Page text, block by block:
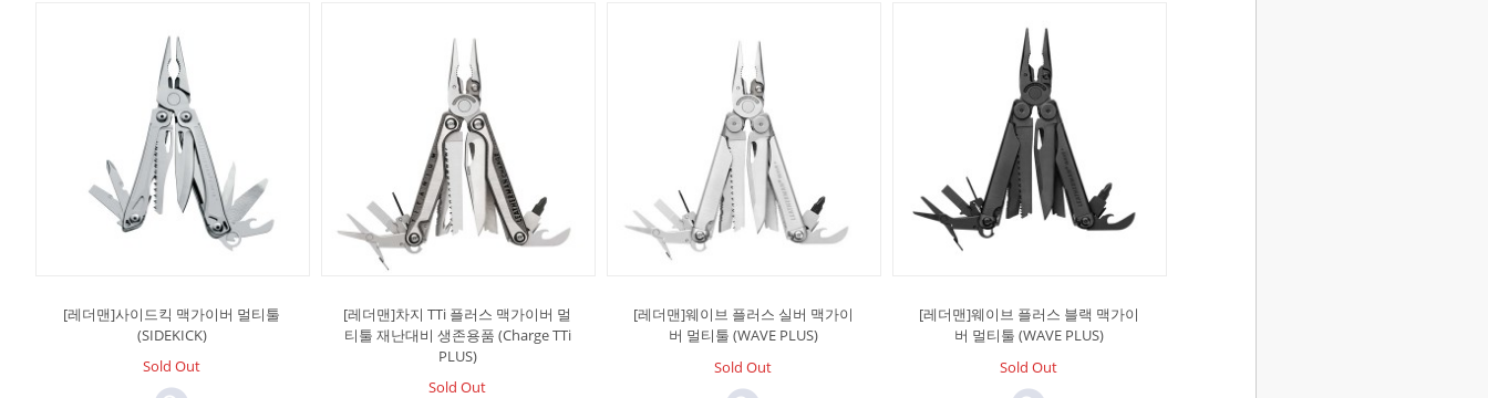
[레더맨]사이드킥 맥가이버 멀티툴
(SIDEKICK)
Sold Out
[레더맨]차지 TTi 플러스 맥가이버 멀
티툴 재난대비 생존용품 (Charge TTi
PLUS)
Sold Out
[레더맨]웨이브 플러스 실버 맥가이
버 멀티툴 (WAVE PLUS)
Sold Out
[레더맨]웨이브 플러스 블랙 맥가이
버 멀티툴 (WAVE PLUS)
Sold Out